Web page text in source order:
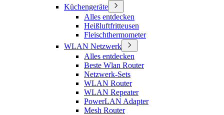
Küchengeräte
Alles entdecken
Heißluftfritteusen
Fleischthermometer
WLAN Netzwerk
Alles entdecken
Beste Wlan Router
Netzwerk-Sets
WLAN Router
WLAN Repeater
PowerLAN Adapter
Mesh Router